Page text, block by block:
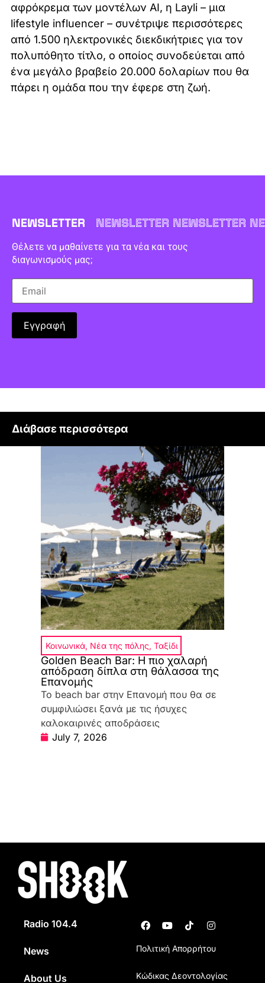
αφρόκρεμα των μοντέλων AI, η Layli – μια
lifestyle influencer – συνέτριψε περισσότερες
από 1.500 ηλεκτρονικές διεκδικήτριες για τον
πολυπόθητο τίτλο, ο οποίος συνοδεύεται από
ένα μεγάλο βραβείο 20.000 δολαρίων που θα
πάρει η ομάδα που την έφερε στη ζωή.
NEWSLETTER NEWSLETTER NEWSLETTER
Θέλετε να μαθαίνετε για τα νέα και τους
διαγωνισμούς μας;
Διάβασε περισσότερα
Κοινωνικά, Νέα της πόλης, Ταξίδι
Golden Beach Bar: Η πιο χαλαρή
απόδραση δίπλα στη θάλασσα της
Επανομής
Το beach bar στην Επανομή που θα σε
συμφιλιώσει ξανά με τις ήσυχες
καλοκαιρινές αποδράσεις
July 7, 2026
Radio 104.4
News
About Us
Πολιτική Απορρήτου
Κώδικας Δεοντολογίας